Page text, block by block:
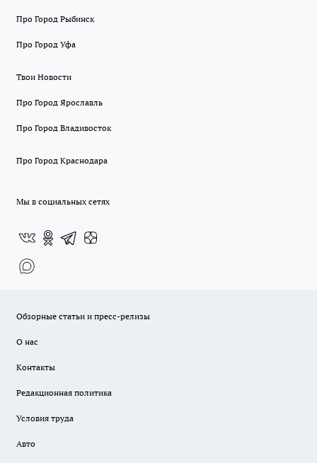
Про Город Рыбинск
Про Город Уфа
Твои Новости
Про Город Ярославль
Про Город Владивосток
Про Город Краснодара
Мы в социальных сетях
Обзорные статьи и пресс-релизы
О нас
Контакты
Редакционная политика
Условия труда
Авто